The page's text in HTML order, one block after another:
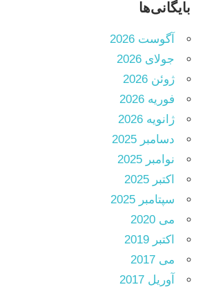
بایگانی‌ها
آگوست 2026
جولای 2026
ژوئن 2026
فوریه 2026
ژانویه 2026
دسامبر 2025
نوامبر 2025
اکتبر 2025
سپتامبر 2025
می 2020
اکتبر 2019
می 2017
آوریل 2017